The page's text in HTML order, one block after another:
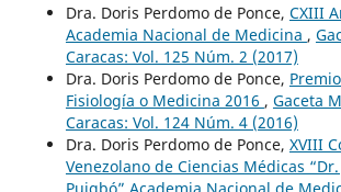
Dra. Doris Perdomo de Ponce, CXIII
Academia Nacional de Medicina ,
Caracas: Vol. 125 Núm. 2 (2017)
Dra. Doris Perdomo de Ponce,
Fisiología o Medicina 2016 , Gaceta
Caracas: Vol. 124 Núm. 4 (2016)
Dra. Doris Perdomo de Ponce, XVIII
Venezolano de Ciencias Médicas “Dr.